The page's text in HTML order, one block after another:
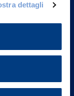
dettagli